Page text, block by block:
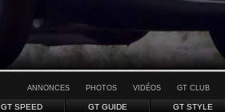
ANNONCES PHOTOS VIDÉOS GT CLUB
GT SPEED GT GUIDE GT STYLE